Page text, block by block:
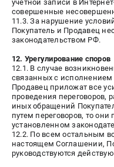
учетной записи в
совершенные
11.3. За нарушение
Покупатель и Продавец
законодательством РФ.
12. Урегулирование споров
12.1. В случае
связанных с исполнением
Продавец приложат все
проведения переговоров,
иных обращений
путем переговоров, то
установленном
12.2. По всем остальным
настоящем Соглашении,
руководствуются